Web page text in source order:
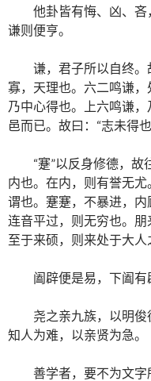
他卦皆有悔、凶、
谦则便亨。
谦，君子所以自终
寡，天理也。六二鸣谦，
乃中心得也。上六鸣谦
邑而已。故曰：“志未得
“蹇”以反身修德，
内也。在内，则有誉无
谓也。蹇蹇，不暴进，内
连音平过，则无穷也。朋
至于来硕，则来处于大人
阖辟便是易，下阖有
尧之亲九族，以明
知人为难，以亲贤为急。
善学者，要不为文